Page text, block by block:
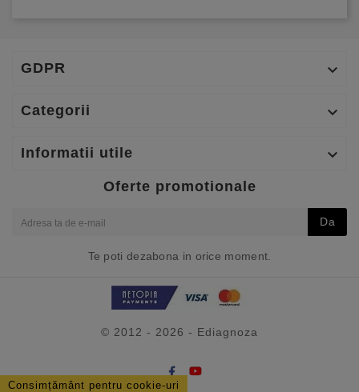
GDPR 
Categorii 
Informatii utile 
Oferte promotionale
Da
Te poti dezabona in orice moment.
© 2012 - 2026 - Ediagnoza
Consimțământ pentru cookie-uri